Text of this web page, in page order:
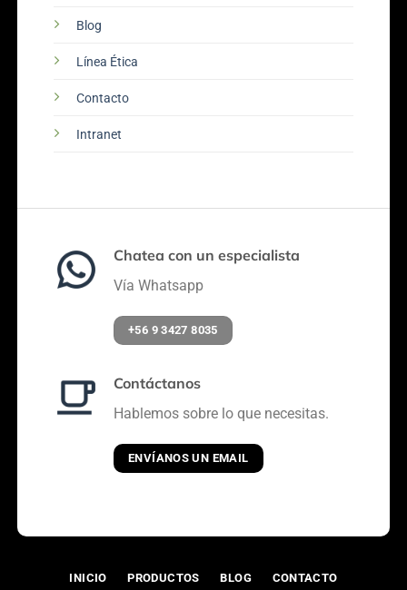
Blog
Línea Ética
Contacto
Intranet
Chatea con un especialista
Vía Whatsapp
+56 9 3427 8035
Contáctanos
Hablemos sobre lo que necesitas.
ENVÍANOS UN EMAIL
INICIO PRODUCTOS BLOG CONTACTO